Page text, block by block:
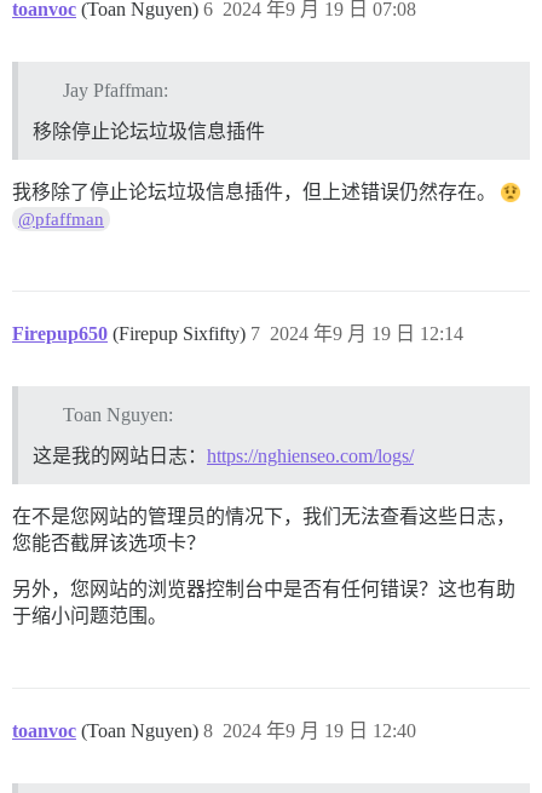
toanvoc (Toan Nguyen) 2024 年9 月 19 日 07:08
6
Jay Pfaffman:
移除停止论坛垃圾信息插件
我移除了停止论坛垃圾信息插件，但上述错误仍然存在。
@pfaffman
Firepup650 (Firepup Sixfifty) 2024 年9 月 19 日 12:14
7
Toan Nguyen:
这是我的网站日志： https://nghienseo.com/logs/
在不是您网站的管理员的情况下，我们无法查看这些日志，
您能否截屏该选项卡？
另外，您网站的浏览器控制台中是否有任何错误？这也有助
于缩小问题范围。
toanvoc (Toan Nguyen) 2024 年9 月 19 日 12:40
8